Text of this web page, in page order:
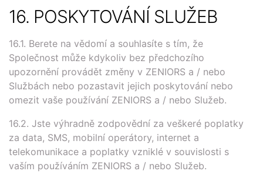
16. POSKYTOVÁNÍ SLUŽEB
16.1. Berete na vědomí a souhlasíte s tím, že
Společnost může kdykoliv bez předchozího
upozornění provádět změny v ZENIORS a / nebo
Službách nebo pozastavit jejich poskytování nebo
omezit vaše používání ZENIORS a / nebo Služeb.
16.2. Jste výhradně zodpovědní za veškeré poplatky
za data, SMS, mobilní operátory, internet a
telekomunikace a poplatky vzniklé v souvislosti s
vaším používáním ZENIORS a / nebo Služeb.